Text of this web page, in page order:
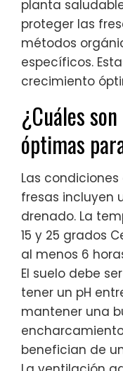
planta
proteger las
métodos
específicos.
crecimiento
¿Cuáles
óptimas
Las
fresas incluyen
drenado. La
15 y 25 grados
al menos 6
El suelo debe
tener un pH
mantener una
benefician de